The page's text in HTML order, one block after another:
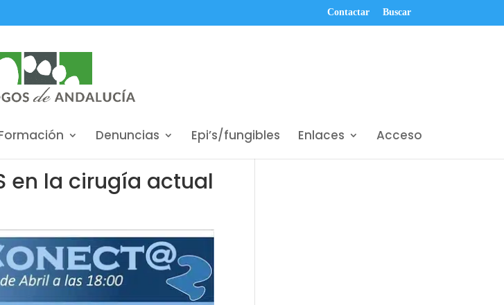
Contactar Buscar
Denuncias Epi’s/fungibles Enlaces Acceso
en la cirugía actual